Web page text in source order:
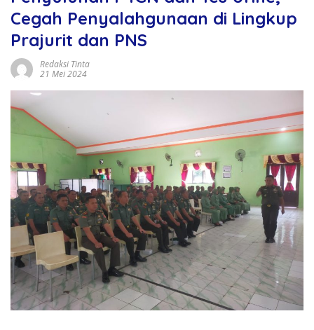
Cegah Penyalahgunaan di Lingkup
Prajurit dan PNS
Redaksi Tinta
21 Mei 2024